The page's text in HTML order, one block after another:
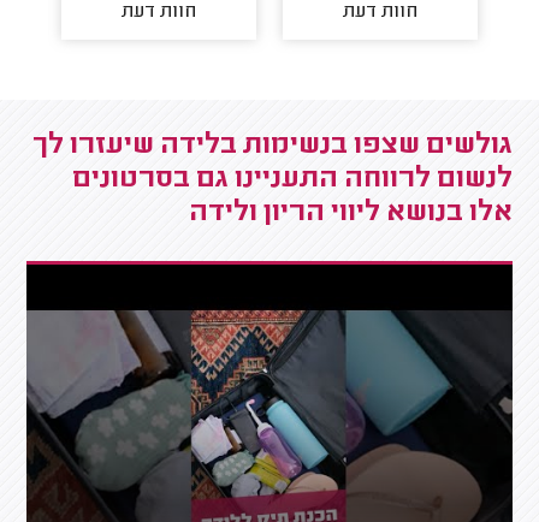
חוות דעת חוות דעת
גולשים שצפו בנשימות בלידה שיעזרו לך
לנשום לרווחה התעניינו גם בסרטונים
אלו בנושא ליווי הריון ולידה